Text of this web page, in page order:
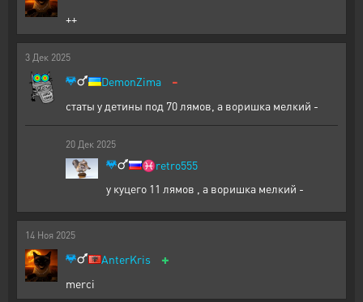
++
3 Дек 2025
DemonZima -
статы у детины под 70 лямов, а воришка мелкий -
20 Дек 2025
♓retro555
у куцего 11 лямов , а воришка мелкий -
14 Ноя 2025
AnterKris +
merci